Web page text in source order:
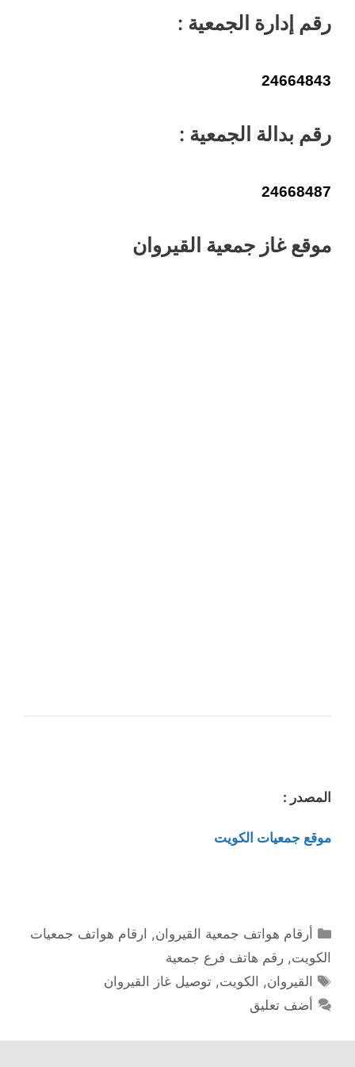
رقم إدارة الجمعية :
24664843
رقم بدالة الجمعية :
24668487
موقع غاز جمعية القيروان
المصدر :
موقع جمعيات الكويت
التصنيفات
أرقام هواتف جمعية القيروان, ارقام هواتف جمعيات
الكويت, رقم هاتف فرع جمعية
الوسوم
القيروان, الكويت,توصيل غاز القيروان
أضف تعليق